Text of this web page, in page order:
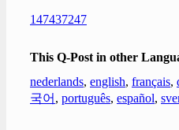
147437247
This Q-Post in other
nederlands, english, français,
국어 , português, español,